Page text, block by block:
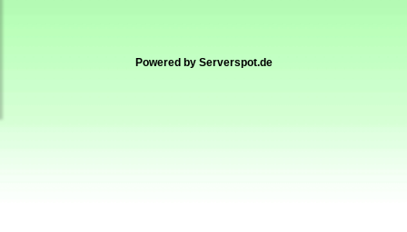
Powered by Serverspot.de